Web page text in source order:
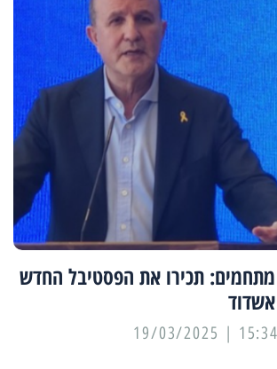
220 אמנים, 7 מתחמים: תכירו את הפסטיבל החדש
15:34 | 19/03/2025